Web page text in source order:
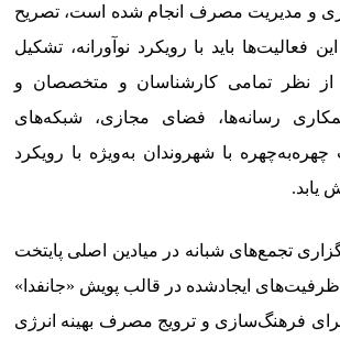
و مدیریت مصرف انجام شده است، تصریح
فعالیت‌ها باید با رویکرد نوآورانه، تشکیل
از نظر تمامی کارشناسان و متخصصان و
رسانه‌ها، فضای مجازی، شبکه‌های
چهره‌به‌چهره با شهروندان به‌ویژه با رویکرد
یابد.
تجمع‌های شبانه در میادین اصلی پایتخت
ایجادشده در قالب پویش «جانفدا»
فرهنگ‌سازی و ترویج مصرف بهینه انرژی